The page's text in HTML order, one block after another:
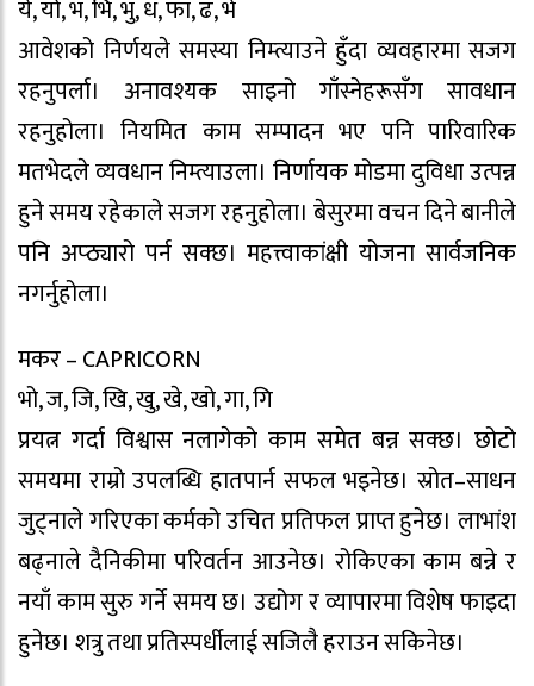
ये, यो, भ, भि, भु, ध, फा, ढ, भे
आवेशको निर्णयले समस्या निम्त्याउने हुँदा व्यवहारमा सजग
रहनुपर्ला। अनावश्यक साइनो गाँस्नेहरूसँग सावधान
रहनुहोला। नियमित काम सम्पादन भए पनि पारिवारिक
मतभेदले व्यवधान निम्त्याउला। निर्णायक मोडमा दुविधा उत्पन्न
हुने समय रहेकाले सजग रहनुहोला। बेसुरमा वचन दिने बानीले
पनि अप्ठ्यारो पर्न सक्छ। महत्त्वाकांक्षी योजना सार्वजनिक
नगर्नुहोला।
मकर – CAPRICORN
भो, ज, जि, खि, खु, खे, खो, गा, गि
प्रयत्न गर्दा विश्वास नलागेको काम समेत बन्न सक्छ। छोटो
समयमा राम्रो उपलब्धि हातपार्न सफल भइनेछ। स्रोत–साधन
जुट्नाले गरिएका कर्मको उचित प्रतिफल प्राप्त हुनेछ। लाभांश
बढ्नाले दैनिकीमा परिवर्तन आउनेछ। रोकिएका काम बन्ने र
नयाँ काम सुरु गर्ने समय छ। उद्योग र व्यापारमा विशेष फाइदा
हुनेछ। शत्रु तथा प्रतिस्पर्धीलाई सजिलै हराउन सकिनेछ।